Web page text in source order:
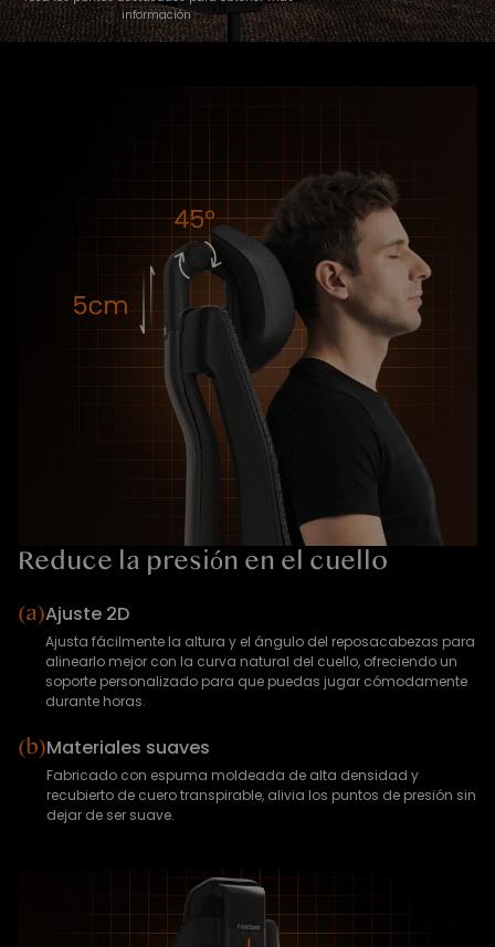
información
Reduce la presión en el cuello
(a)Ajuste 2D
Ajusta fácilmente la altura y el ángulo del reposacabezas para
alinearlo mejor con la curva natural del cuello, ofreciendo un
soporte personalizado para que puedas jugar cómodamente
durante horas.
(b)Materiales suaves
Fabricado con espuma moldeada de alta densidad y
recubierto de cuero transpirable, alivia los puntos de presión sin
dejar de ser suave.